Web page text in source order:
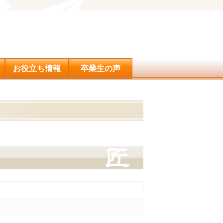
問合せ
お役立ち情報 卒業生の声